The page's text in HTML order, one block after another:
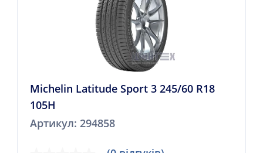
Michelin Latitude Sport 3 245/60 R18
105H
Артикул: 294858